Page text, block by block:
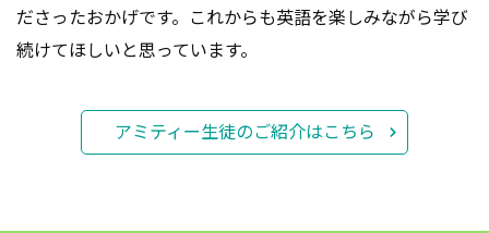
ださったおかげです。これからも英語を楽しみながら学び
続けてほしいと思っています。
アミティー生徒のご紹介はこちら